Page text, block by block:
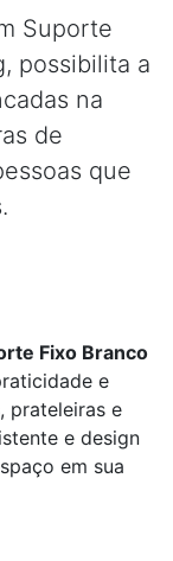
Suporte
possibilita a
na
de
que
Fixo Branco
e
prateleiras e
e design
em sua